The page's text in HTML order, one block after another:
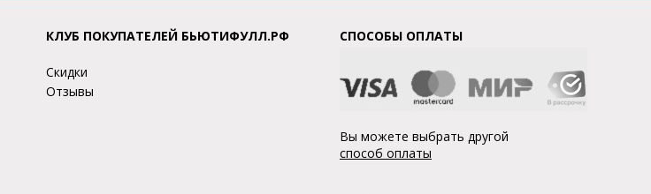
КЛУБ ПОКУПАТЕЛЕЙ БЬЮТИФУЛЛ.РФ
Скидки
Отзывы
СПОСОБЫ ОПЛАТЫ
Вы можете выбрать другой
способ оплаты